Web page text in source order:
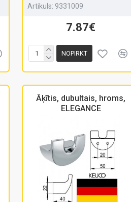
Artikuls: 9331009
7.87€
NOPIRKT
Āķītis, dubultais, hroms,
ELEGANCE